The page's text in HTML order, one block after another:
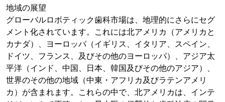
地域の展望
グローバルロボティック歯科市場は、地理的にさらにセグ
メント化されています。これには北アメリカ（アメリカと
カナダ）、ヨーロッパ（イギリス、イタリア、スペイン、
ドイツ、フランス、及びその他のヨーロッパ）、アジア太
平洋（インド、中国、日本、韓国及びその他のアジア）、
世界のその他の地域（中東・アフリカ及びラテンアメリ
カ）が含まれます。これらの中で、北アメリカは、インテ